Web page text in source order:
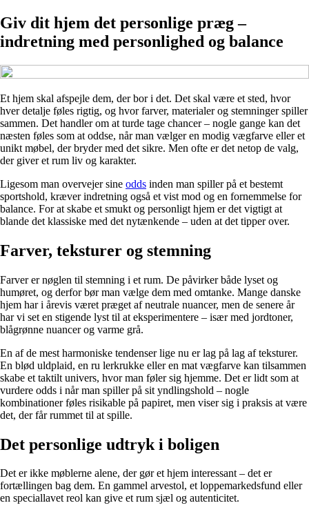
Giv dit hjem det personlige præg –
indretning med personlighed og balance
Et hjem skal afspejle dem, der bor i det. Det skal være et sted, hvor
hver detalje føles rigtig, og hvor farver, materialer og stemninger spiller
sammen. Det handler om at turde tage chancer – nogle gange kan det
næsten føles som at oddse, når man vælger en modig vægfarve eller et
unikt møbel, der bryder med det sikre. Men ofte er det netop de valg,
der giver et rum liv og karakter.
Ligesom man overvejer sine odds inden man spiller på et bestemt
sportshold, kræver indretning også et vist mod og en fornemmelse for
balance. For at skabe et smukt og personligt hjem er det vigtigt at
blande det klassiske med det nytænkende – uden at det tipper over.
Farver, teksturer og stemning
Farver er nøglen til stemning i et rum. De påvirker både lyset og
humøret, og derfor bør man vælge dem med omtanke. Mange danske
hjem har i årevis været præget af neutrale nuancer, men de senere år
har vi set en stigende lyst til at eksperimentere – især med jordtoner,
blågrønne nuancer og varme grå.
En af de mest harmoniske tendenser lige nu er lag på lag af teksturer.
En blød uldplaid, en ru lerkrukke eller en mat vægfarve kan tilsammen
skabe et taktilt univers, hvor man føler sig hjemme. Det er lidt som at
vurdere odds i når man spiller på sit yndlingshold – nogle
kombinationer føles risikable på papiret, men viser sig i praksis at være
det, der får rummet til at spille.
Det personlige udtryk i boligen
Det er ikke møblerne alene, der gør et hjem interessant – det er
fortællingen bag dem. En gammel arvestol, et loppemarkedsfund eller
en speciallavet reol kan give et rum sjæl og autenticitet.